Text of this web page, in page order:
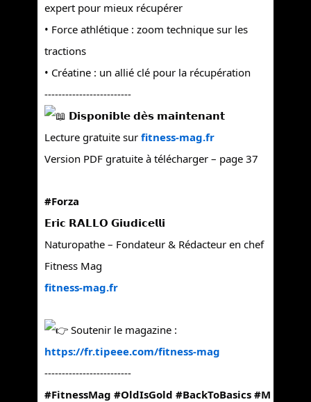
expert pour mieux récupérer
• Force athlétique : zoom technique sur les
tractions
• Créatine : un allié clé pour la récupération
-------------------------
𝗗𝗶𝘀𝗽𝗼𝗻𝗶𝗯𝗹𝗲 𝗱𝗲̀𝘀 𝗺𝗮𝗶𝗻𝘁𝗲𝗻𝗮𝗻𝘁
Lecture gratuite sur fitness-mag.fr
Version PDF gratuite à télécharger – page 37
#Forza
𝗘𝗿𝗶𝗰 𝗥𝗔𝗟𝗟𝗢 𝗚𝗶𝘂𝗱𝗶𝗰𝗲𝗹𝗹𝗶
Naturopathe – Fondateur & Rédacteur en chef
Fitness Mag
fitness-mag.fr
Soutenir le magazine :
https://fr.tipeee.com/fitness-mag
-------------------------
#FitnessMag #OldIsGold #BackToBasics #M